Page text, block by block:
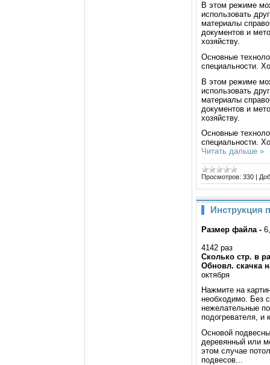
В этом режиме
использовать
материалы
документов и
хозяйству.
Основные
специальности.
В этом режиме
использовать
материалы
документов и
хозяйству.
Основные
специальности.
Читать дальше »
Просмотров: 330 |
Инструкция
Размер файла -
4142 раз
Сколько стр. в
Обновл. скачка
октября
Нажмите на
необходимо. Без
нежелательные
подогревателя, и
Основой
деревянный или
этом случае
подвесов...